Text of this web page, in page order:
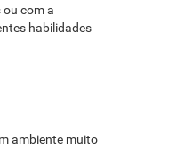
com a
habilidades
ambiente muito